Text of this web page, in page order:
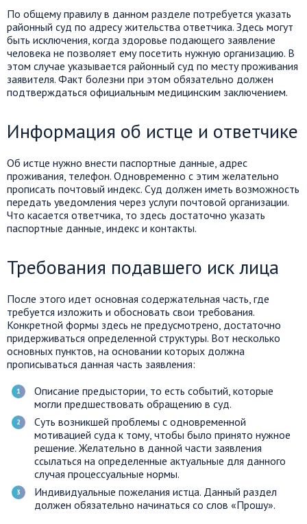
По общему правилу в данном разделе потребуется указать
районный суд по адресу жительства ответчика. Здесь могут
быть исключения, когда здоровье подающего заявление
человека не позволяет ему посетить нужную организацию. В
этом случае указывается районный суд по месту проживания
заявителя. Факт болезни при этом обязательно должен
подтверждаться официальным медицинским заключением.
Информация об истце и ответчике
Об истце нужно внести паспортные данные, адрес
проживания, телефон. Одновременно с этим желательно
прописать почтовый индекс. Суд должен иметь возможность
передать уведомления через услуги почтовой организации.
Что касается ответчика, то здесь достаточно указать
паспортные данные, индекс и контакты.
Требования подавшего иск лица
После этого идет основная содержательная часть, где
требуется изложить и обосновать свои требования.
Конкретной формы здесь не предусмотрено, достаточно
придерживаться определенной структуры. Вот несколько
основных пунктов, на основании которых должна
прописываться данная часть заявления:
Описание предыстории, то есть событий, которые
могли предшествовать обращению в суд.
Суть возникшей проблемы с одновременной
мотивацией суда к тому, чтобы было принято нужное
решение. Желательно в данной части заявления
ссылаться на определенные актуальные для данного
случая процессуальные нормы.
Индивидуальные пожелания истца. Данный раздел
должен обязательно начинаться со слов «Прошу».